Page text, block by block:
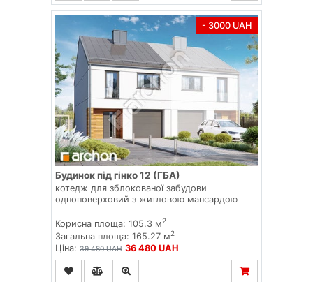
- 3000 UAH
Будинок під гінко 12 (ГБА)
котедж для зблокованої забудови
одноповерховий з житловою мансардою
Корисна площа: 105.3 м2
Загальна площа: 165.27 м2
Ціна: 39 480 UAH 36 480 UAH